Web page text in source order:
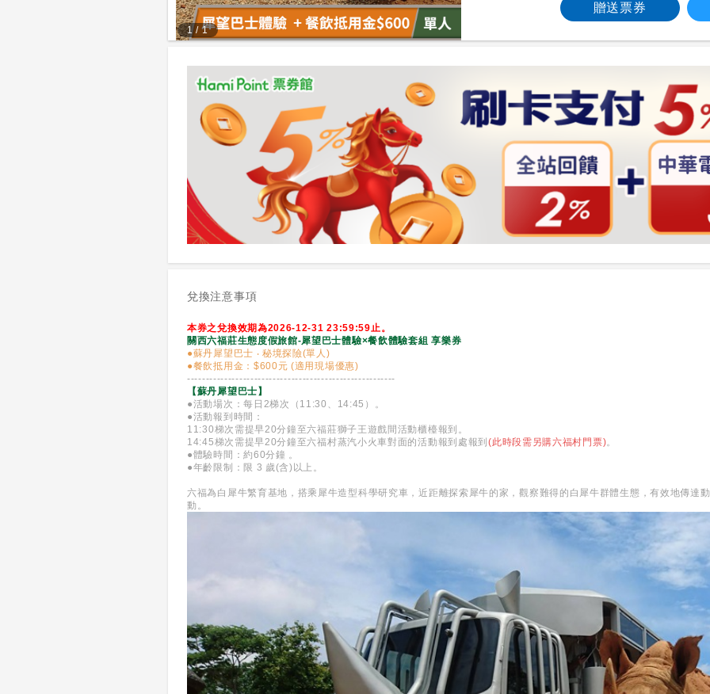
1/1
贈送票券
兌換注意事項
本券之兌換效期為2026-12-31 23:59:59止。
關西六福莊生態度假旅館-犀望巴士體驗×餐飲體驗套組 享樂券
●蘇丹犀望巴士 ‧ 秘境探險(單人)
●餐飲抵用金：$600元 (適用現場優惠)
--------------------------------------------------------
【蘇丹犀望巴士】
●活動場次：每日2梯次（11:30、14:45）。
●活動報到時間：
11:30梯次需提早20分鐘至六福莊獅子王遊戲間活動櫃檯報到。
14:45梯次需提早20分鐘至六福村蒸汽小火車對面的活動報到處報到(此時段需另購六福村門票)
●體驗時間：約60分鐘 。
●年齡限制：限 3 歲(含)以上。
六福為白犀牛繁育基地，搭乘犀牛造型科學研究車，近距離探索犀牛的家，觀察難得的白犀牛群體生態，有效地傳達
動。